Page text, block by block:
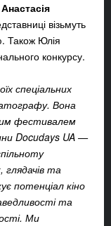
Анастасія
візьмуть
Також Юлія
конкурсу.
спеціальних
Вона
фестивалем
Docudays UA —
глядачів та
потенціал кіно
та
Ми